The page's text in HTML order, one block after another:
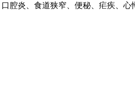
腔炎、食道狭窄、便秘、疟疾、心